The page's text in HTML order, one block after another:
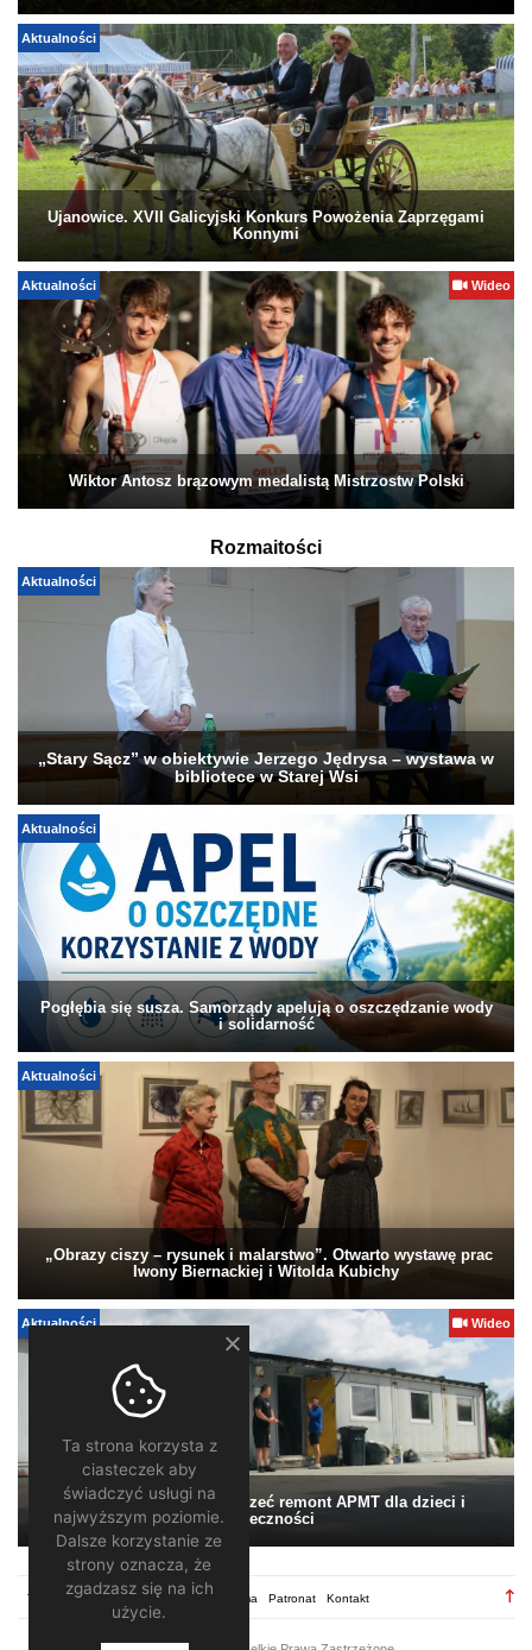
Aktualności
Ujanowice. XVII Galicyjski Konkurs Powożenia Zaprzęgami
Konnymi
Aktualności Wideo
Wiktor Antosz brązowym medalistą Mistrzostw Polski
Rozmaitości
Aktualności
„Stary Sącz” w obiektywie Jerzego Jędrysa – wystawa w
bibliotece w Starej Wsi
Aktualności
Pogłębia się susza. Samorządy apelują o oszczędzanie wody
i solidarność
Aktualności
„Obrazy ciszy – rysunek i malarstwo”. Otwarto wystawę prac
Iwony Biernackiej i Witolda Kubichy
Aktualności Wideo
Pomagamy. Warto wesprzeć remont APMT dla dzieci i
społeczności
Regulamin Redakcja Reklama Patronat Kontakt
Ta strona korzysta z
ciasteczek aby
świadczyć usługi na
najwyższym poziomie.
Dalsze korzystanie ze
strony oznacza, że
zgadzasz się na ich
użycie.